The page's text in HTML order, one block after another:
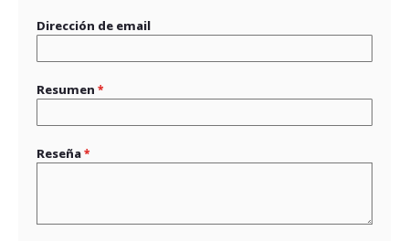
Dirección de email
Resumen
Reseña